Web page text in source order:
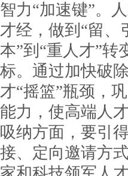
智力“加速键”。
才经，做到“留、
本”到“重人才”
标。通过加快破
才“摇篮”瓶颈，
能力，使高端人
吸纳方面，要引
接、定向邀请方